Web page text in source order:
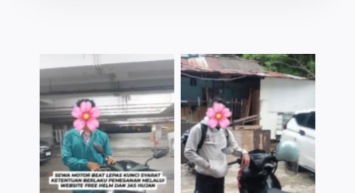
TNo Caption TNo Caption